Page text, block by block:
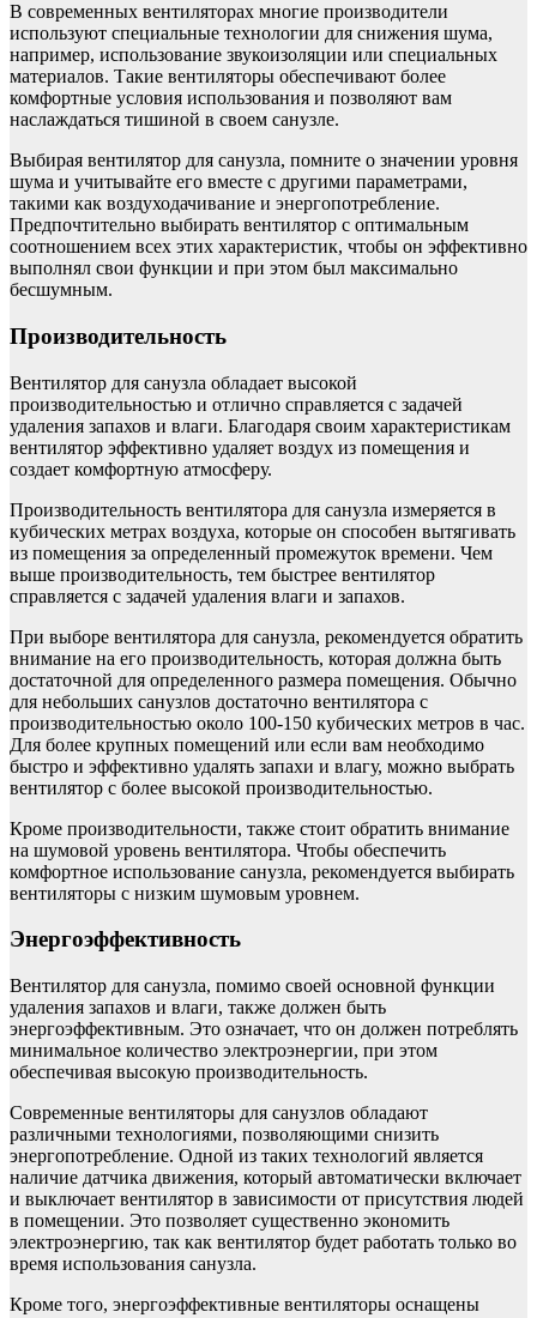
В современных вентиляторах многие производители
используют специальные технологии для снижения шума,
например, использование звукоизоляции или специальных
материалов. Такие вентиляторы обеспечивают более
комфортные условия использования и позволяют вам
наслаждаться тишиной в своем санузле.
Выбирая вентилятор для санузла, помните о значении уровня
шума и учитывайте его вместе с другими параметрами,
такими как воздуходачивание и энергопотребление.
Предпочтительно выбирать вентилятор с оптимальным
соотношением всех этих характеристик, чтобы он эффективно
выполнял свои функции и при этом был максимально
бесшумным.
Производительность
Вентилятор для санузла обладает высокой
производительностью и отлично справляется с задачей
удаления запахов и влаги. Благодаря своим характеристикам
вентилятор эффективно удаляет воздух из помещения и
создает комфортную атмосферу.
Производительность вентилятора для санузла измеряется в
кубических метрах воздуха, которые он способен вытягивать
из помещения за определенный промежуток времени. Чем
выше производительность, тем быстрее вентилятор
справляется с задачей удаления влаги и запахов.
При выборе вентилятора для санузла, рекомендуется обратить
внимание на его производительность, которая должна быть
достаточной для определенного размера помещения. Обычно
для небольших санузлов достаточно вентилятора с
производительностью около 100-150 кубических метров в час.
Для более крупных помещений или если вам необходимо
быстро и эффективно удалять запахи и влагу, можно выбрать
вентилятор с более высокой производительностью.
Кроме производительности, также стоит обратить внимание
на шумовой уровень вентилятора. Чтобы обеспечить
комфортное использование санузла, рекомендуется выбирать
вентиляторы с низким шумовым уровнем.
Энергоэффективность
Вентилятор для санузла, помимо своей основной функции
удаления запахов и влаги, также должен быть
энергоэффективным. Это означает, что он должен потреблять
минимальное количество электроэнергии, при этом
обеспечивая высокую производительность.
Современные вентиляторы для санузлов обладают
различными технологиями, позволяющими снизить
энергопотребление. Одной из таких технологий является
наличие датчика движения, который автоматически включает
и выключает вентилятор в зависимости от присутствия людей
в помещении. Это позволяет существенно экономить
электроэнергию, так как вентилятор будет работать только во
время использования санузла.
Кроме того, энергоэффективные вентиляторы оснащены